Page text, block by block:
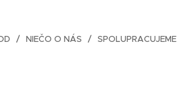
NIEČO O NÁS SPOLUPRACUJEME